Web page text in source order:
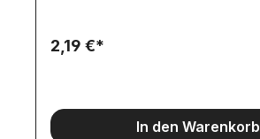
2,19 €*
In den Warenkorb